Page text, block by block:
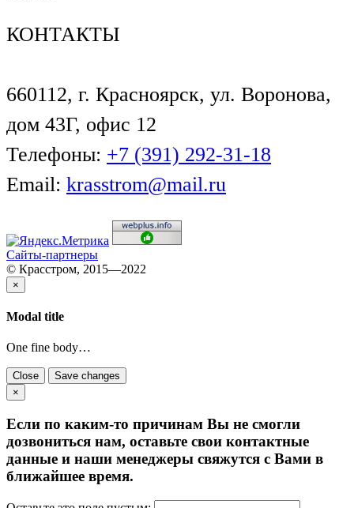
КОНТАКТЫ
660112, г. Красноярск, ул. Воронова,
дом 43Г, офис 12
Телефоны: +7 (391) 292-31-18
Email: krasstrom@mail.ru
Сайты-партнеры
© Красстром, 2015—2022
×
Modal title
One fine body…
Close
Save changes
×
Если по каким-то причинам Вы не смогли
дозвониться нам, оставьте свои контактные
данные и наши менеджеры свяжутся с Вами в
ближайшее время.